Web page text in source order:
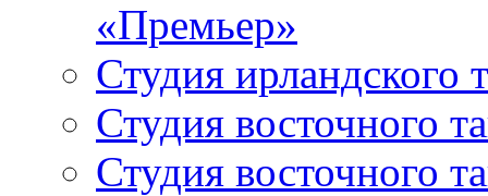
«Премьер»
Студия ирландского
Студия восточного
Студия восточного